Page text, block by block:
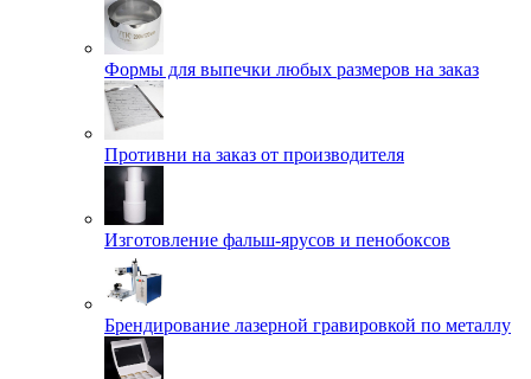
Формы для выпечки любых размеров на заказ
Противни на заказ от производителя
Изготовление фальш-ярусов и пенобоксов
Брендирование лазерной гравировкой по металлу